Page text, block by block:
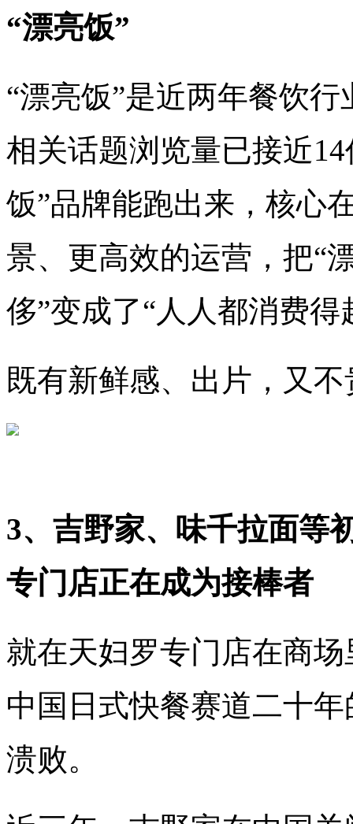
“漂亮饭”
“漂亮饭”是近两年餐饮
相关话题浏览量已接近
饭”品牌能跑出来，核心
景、更高效的运营，把“
侈”变成了“人人都消费得
既有新鲜感、出片，又
3、吉野家、味千拉面等
专门店正在成为接棒者
就在天妇罗专门店在商
中国日式快餐赛道二十
溃败。